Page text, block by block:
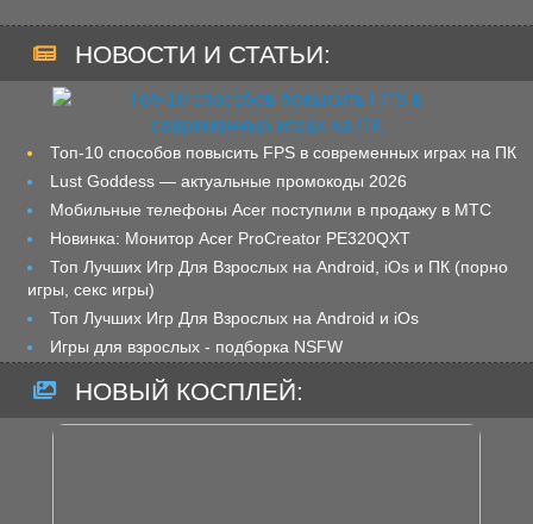
НОВОСТИ И СТАТЬИ:
Топ-10 способов повысить FPS в современных играх на ПК
Lust Goddess — актуальные промокоды 2026
Мобильные телефоны Acer поступили в продажу в МТС
Новинка: Монитор Acer ProCreator PE320QXT
Топ Лучших Игр Для Взрослых на Android, iOs и ПК (порно
игры, секс игры)
Топ Лучших Игр Для Взрослых на Android и iOs
Игры для взрослых - подборка NSFW
НОВЫЙ КОСПЛЕЙ: